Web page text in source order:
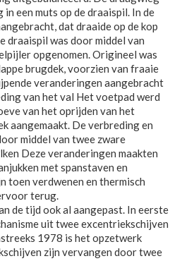
in een muts op de draaispil. In de
dat draaide op de kop
draaispil was door middel van
opgenomen. Origineel was
brugdek, voorzien van fraaie
veranderingen aangebracht
van het val Het voetpad werd
van het oprijden van het
aangemaakt. De verbreding en
middel van twee zware
Deze veranderingen maakten
met spanstaven en
toen verdwenen en thermisch
terug.
de tijd ook al aangepast. In eerste
uit twee excentriekschijven
1978 is het opzetwerk
zijn vervangen door twee